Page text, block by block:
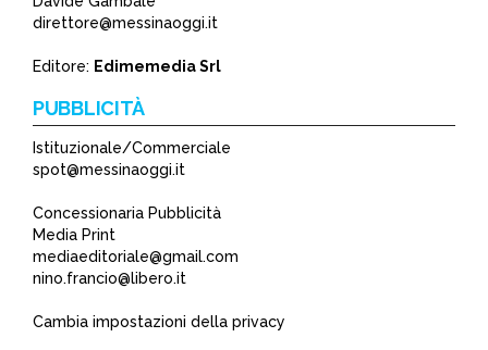
direttore@messinaoggi.it
Editore: Edimemedia Srl
PUBBLICITÀ
Istituzionale/Commerciale
spot@messinaoggi.it
Concessionaria Pubblicità
Media Print
mediaeditoriale@gmail.com
nino.francio@libero.it
Cambia impostazioni della privacy